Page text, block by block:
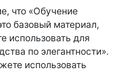
что «Обучение
базовый материал,
использовать для
по элегантности».
использовать